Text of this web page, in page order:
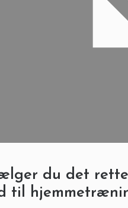
du det rette
til